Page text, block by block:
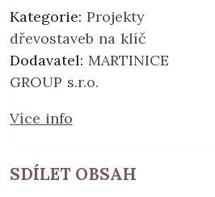
Kategorie: Projekty
dřevostaveb na klíč
Dodavatel: MARTINICE
GROUP s.r.o.
Více info
SDÍLET OBSAH